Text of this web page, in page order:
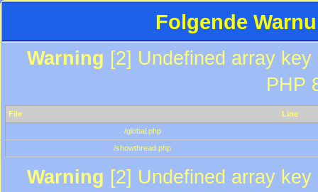
Folgende
Warning [2] Undefined array
PHP
File
Line
/global.php
/showthread.php
Warning [2] Undefined array